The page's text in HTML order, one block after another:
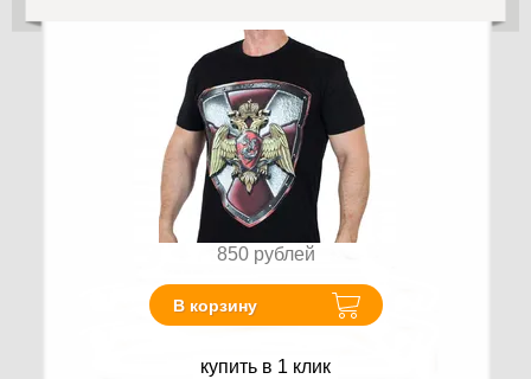
850 рублей
В корзину
купить в 1 клик